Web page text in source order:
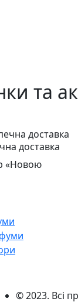
та
доставка
«Новою
© 2023. Всі